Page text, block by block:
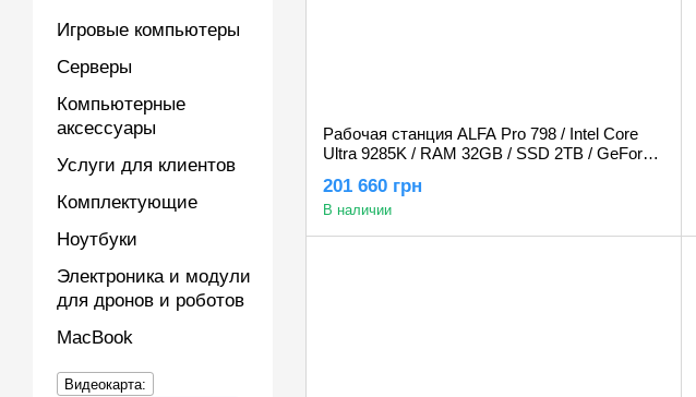
Рабочая станция ALFA Pro 798 / Intel Core
Ultra 9285K / RAM 32GB / SSD 2TB / GeForce
201 660 грн
В наличии
Игровые компьютеры
Серверы
Компьютерные
аксессуары
Услуги для клиентов
Комплектующие
Ноутбуки
Электроника и модули
для дронов и роботов
MacBook
Видеокарта: